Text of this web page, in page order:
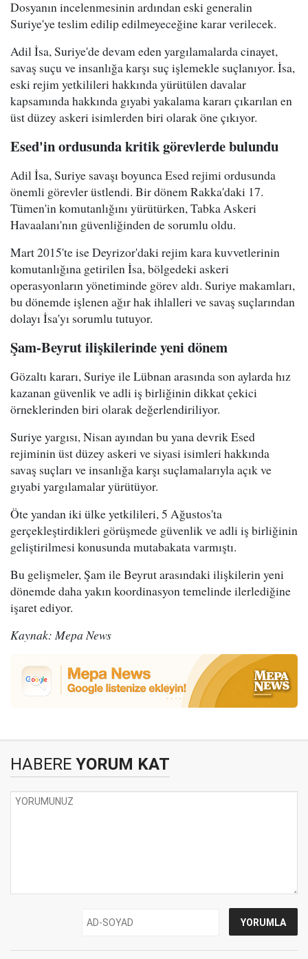
Dosyanın incelenmesinin ardından eski generalin
Suriye'ye teslim edilip edilmeyeceğine karar verilecek.
Adil İsa, Suriye'de devam eden yargılamalarda cinayet,
savaş suçu ve insanlığa karşı suç işlemekle suçlanıyor. İsa,
eski rejim yetkilileri hakkında yürütülen davalar
kapsamında hakkında gıyabi yakalama kararı çıkarılan en
üst düzey askeri isimlerden biri olarak öne çıkıyor.
Esed'in ordusunda kritik görevlerde bulundu
Adil İsa, Suriye savaşı boyunca Esed rejimi ordusunda
önemli görevler üstlendi. Bir dönem Rakka'daki 17.
Tümen'in komutanlığını yürütürken, Tabka Askeri
Havaalanı'nın güvenliğinden de sorumlu oldu.
Mart 2015'te ise Deyrizor'daki rejim kara kuvvetlerinin
komutanlığına getirilen İsa, bölgedeki askeri
operasyonların yönetiminde görev aldı. Suriye makamları,
bu dönemde işlenen ağır hak ihlalleri ve savaş suçlarından
dolayı İsa'yı sorumlu tutuyor.
Şam-Beyrut ilişkilerinde yeni dönem
Gözaltı kararı, Suriye ile Lübnan arasında son aylarda hız
kazanan güvenlik ve adli iş birliğinin dikkat çekici
örneklerinden biri olarak değerlendiriliyor.
Suriye yargısı, Nisan ayından bu yana devrik Esed
rejiminin üst düzey askeri ve siyasi isimleri hakkında
savaş suçları ve insanlığa karşı suçlamalarıyla açık ve
gıyabi yargılamalar yürütüyor.
Öte yandan iki ülke yetkilileri, 5 Ağustos'ta
gerçekleştirdikleri görüşmede güvenlik ve adli iş birliğinin
geliştirilmesi konusunda mutabakata varmıştı.
Bu gelişmeler, Şam ile Beyrut arasındaki ilişkilerin yeni
dönemde daha yakın koordinasyon temelinde ilerlediğine
işaret ediyor.
Kaynak: Mepa News
HABERE YORUM KAT